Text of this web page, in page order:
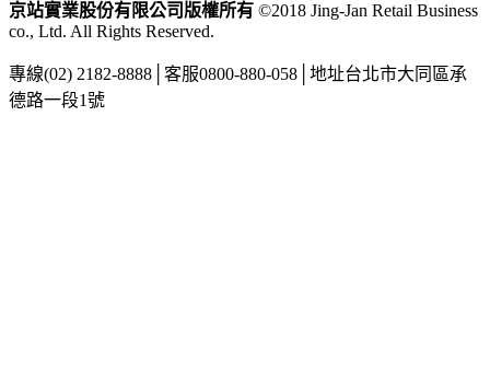
京站實業股份有限公司版權所有 ©2018 Jing-Jan Retail Business
co., Ltd. All Rights Reserved.
專線(02) 2182-8888 客服0800-880-058 地址台北市大同區承
德路一段1號